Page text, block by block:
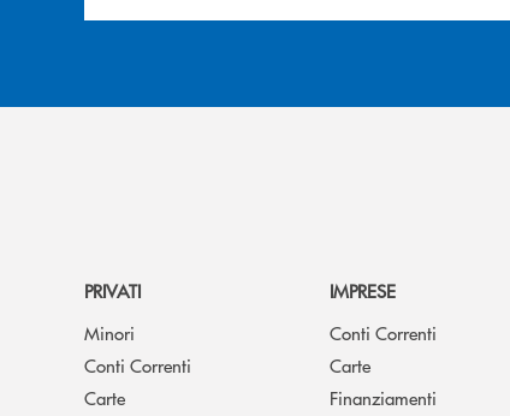
PRIVATI
Minori
Conti Correnti
Carte
IMPRESE
Conti Correnti
Carte
Finanziamenti